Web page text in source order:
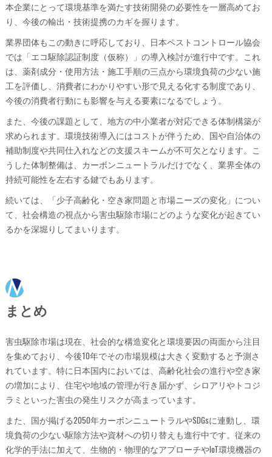
本企業にとって環境基準を満たす技術開発の必要性を一層高めてお
り、今後の輸出・技術提携のカギを握ります。
業界団体もこの動きに呼応しており、日本ペストコントロール協会
では「エコ駆除認証制度（仮称）」の導入検討が進行中です。これ
は、薬剤成分・使用方法・施工手順の三点から環境負荷の少ない施
工を評価し、消費者にわかりやすい形で見える化する制度であり、
今後の消費者行動にも影響を与える要素になるでしょう。
また、今後の課題として、地方の中小業者が対応できる体制構築が
求められます。環境技術導入にはコストが伴うため、国や自治体の
補助制度や共同仕入れなどの支援スキームが不可欠となります。こ
うした体制整備は、カーボンニュートラルだけでなく、業界全体の
持続可能性を左右する鍵でもあります。
続いては、「少子高齢化・空き家問題と市場ニーズの変化」につい
て、社会構造の視点から害虫駆除市場にどのような変化が起きてい
るかを深堀りしてまいります。
まとめ
害虫駆除市場は現在、社会的な構造変化と環境要因の両面から注目
を集めており、今後10年でその市場規模は大きく変動すると予測さ
れています。特に日本国内においては、高齢化社会の進行や空き家
の増加により、住宅や地域の管理が行き届かず、シロアリやトコジ
ラミといった害虫の発生リスクが高まっています。
また、国が掲げる2050年カーボンニュートラルやSDGsに連動し、環
境負荷の少ない駆除方法や資材への切り替えも進行中です。従来の
化学的手法に加えて、生物的・物理的なアプローチやIoT環境機器の